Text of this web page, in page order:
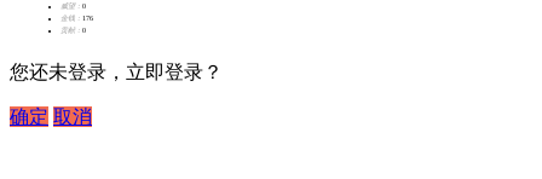
威望： 0
金钱： 176
贡献： 0
您还未登录，立即登录？
确定 取消